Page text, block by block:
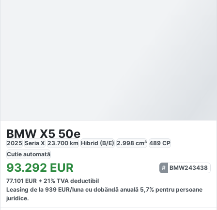
BMW X5 50e
2025 Seria X 23.700 km Hibrid (B/E) 2.998 cm³ 489 CP
Cutie automată
93.292 EUR
BMW243438
77.101 EUR + 21% TVA deductibil
Leasing de la 939 EUR/luna cu dobăndă anuală 5,7% pentru persoane
juridice.